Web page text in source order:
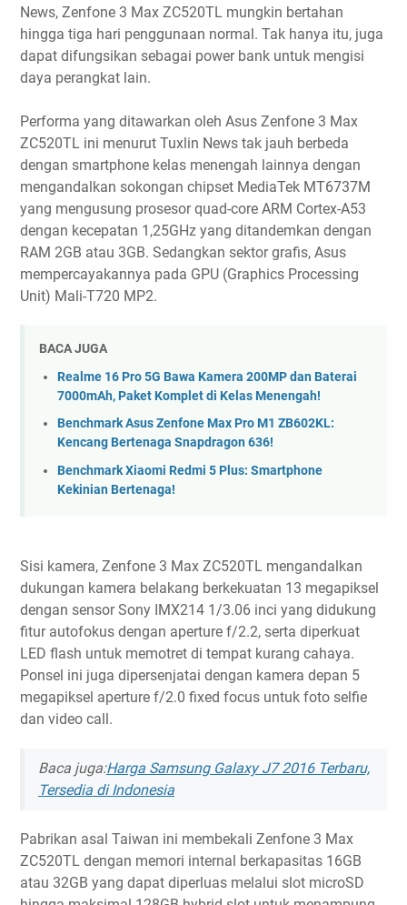
News, Zenfone 3 Max ZC520TL mungkin bertahan
hingga tiga hari penggunaan normal. Tak hanya itu, juga
dapat difungsikan sebagai power bank untuk mengisi
daya perangkat lain.
Performa yang ditawarkan oleh Asus Zenfone 3 Max
ZC520TL ini menurut Tuxlin News tak jauh berbeda
dengan smartphone kelas menengah lainnya dengan
mengandalkan sokongan chipset MediaTek MT6737M
yang mengusung prosesor quad-core ARM Cortex-A53
dengan kecepatan 1,25GHz yang ditandemkan dengan
RAM 2GB atau 3GB. Sedangkan sektor grafis, Asus
mempercayakannya pada GPU (Graphics Processing
Unit) Mali-T720 MP2.
BACA JUGA
Realme 16 Pro 5G Bawa Kamera 200MP dan Baterai
7000mAh, Paket Komplet di Kelas Menengah!
Benchmark Asus Zenfone Max Pro M1 ZB602KL:
Kencang Bertenaga Snapdragon 636!
Benchmark Xiaomi Redmi 5 Plus: Smartphone
Kekinian Bertenaga!
Sisi kamera, Zenfone 3 Max ZC520TL mengandalkan
dukungan kamera belakang berkekuatan 13 megapiksel
dengan sensor Sony IMX214 1/3.06 inci yang didukung
fitur autofokus dengan aperture f/2.2, serta diperkuat
LED flash untuk memotret di tempat kurang cahaya.
Ponsel ini juga dipersenjatai dengan kamera depan 5
megapiksel aperture f/2.0 fixed focus untuk foto selfie
dan video call.
Baca juga:Harga Samsung Galaxy J7 2016 Terbaru,
Tersedia di Indonesia
Pabrikan asal Taiwan ini membekali Zenfone 3 Max
ZC520TL dengan memori internal berkapasitas 16GB
atau 32GB yang dapat diperluas melalui slot microSD